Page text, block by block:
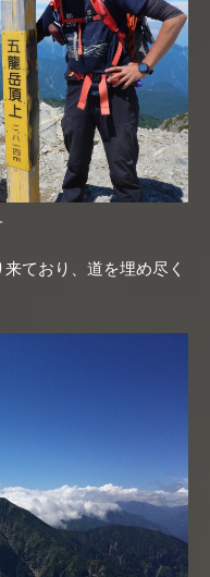
ており、道を埋め尽く